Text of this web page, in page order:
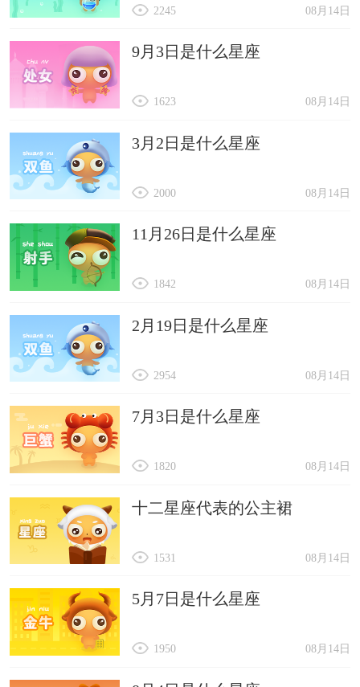
08月14日
2245
9月3日是什么星座
08月14日
1623
3月2日是什么星座
08月14日
2000
11月26日是什么星座
08月14日
1842
2月19日是什么星座
08月14日
2954
7月3日是什么星座
08月14日
1820
十二星座代表的公主裙
08月14日
1531
5月7日是什么星座
08月14日
1950